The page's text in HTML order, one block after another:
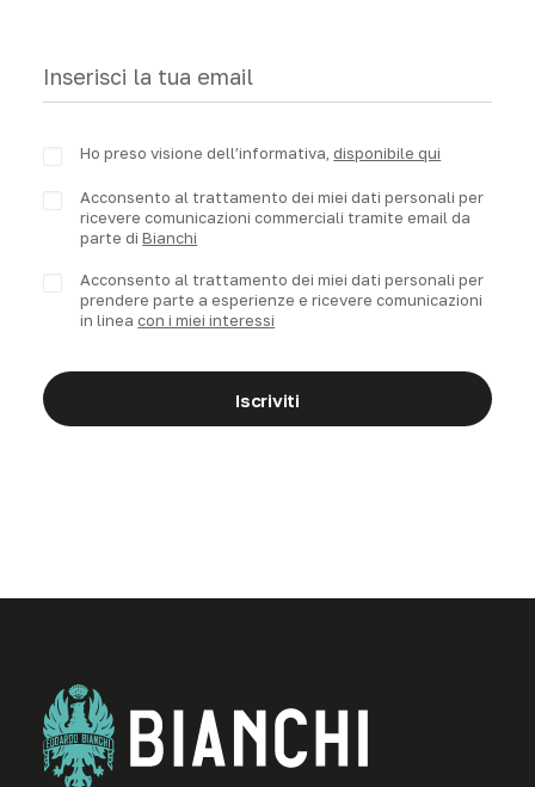
Ho preso visione dell’informativa,disponibile qui
Acconsento al trattamento dei miei dati personali per
ricevere comunicazioni commerciali tramite email da
parte diBianchi
Acconsento al trattamento dei miei dati personali per
prendere parte a esperienze e ricevere comunicazioni
in lineacon i miei interessi